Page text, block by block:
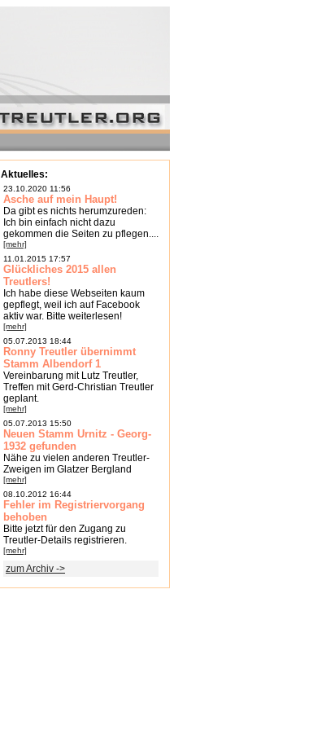
Aktuelles:
23.10.2020 11:56
Asche auf mein Haupt!
Da gibt es nichts herumzureden:
Ich bin einfach nicht dazu
gekommen die Seiten zu pflegen....
[mehr]
11.01.2015 17:57
Glückliches 2015 allen
Treutlers!
Ich habe diese Webseiten kaum
gepflegt, weil ich auf Facebook
aktiv war. Bitte weiterlesen!
[mehr]
05.07.2013 18:44
Ronny Treutler übernimmt
Stamm Albendorf 1
Vereinbarung mit Lutz Treutler,
Treffen mit Gerd-Christian Treutler
geplant.
[mehr]
05.07.2013 15:50
Neuen Stamm Urnitz - Georg-
1932 gefunden
Nähe zu vielen anderen Treutler-
Zweigen im Glatzer Bergland
[mehr]
08.10.2012 16:44
Fehler im Registriervorgang
behoben
Bitte jetzt für den Zugang zu
Treutler-Details registrieren.
[mehr]
zum Archiv ->
Z